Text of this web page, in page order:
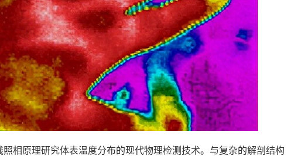
相原理研究体表温度分布的现代物理检测技术。与复杂的解剖结构